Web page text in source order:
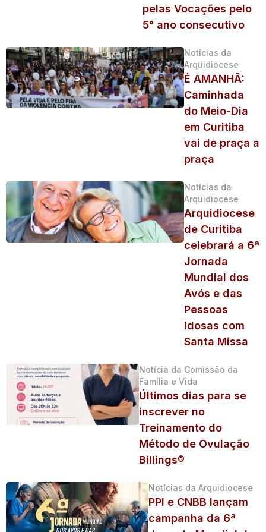
pelas Vocações pelo
5° ano consecutivo
Notícias da
Arquidiocese
É AMANHÃ:
Caminhada
do Meio-Dia
em Curitiba
vai de praça a
praça
Notícias da
Arquidiocese
Arquidiocese
de Curitiba
celebrará a 6ª
Jornada
Mundial dos
Avós e das
Pessoas
Idosas com
Santa Missa
Notícia da Comissão da
Família e Vida
Últimos dias para se
inscrever no
Treinamento do
Método de Ovulação
Billings®
Notícias da Arquidiocese
PPI e CNBB lançam
campanha da 6ª